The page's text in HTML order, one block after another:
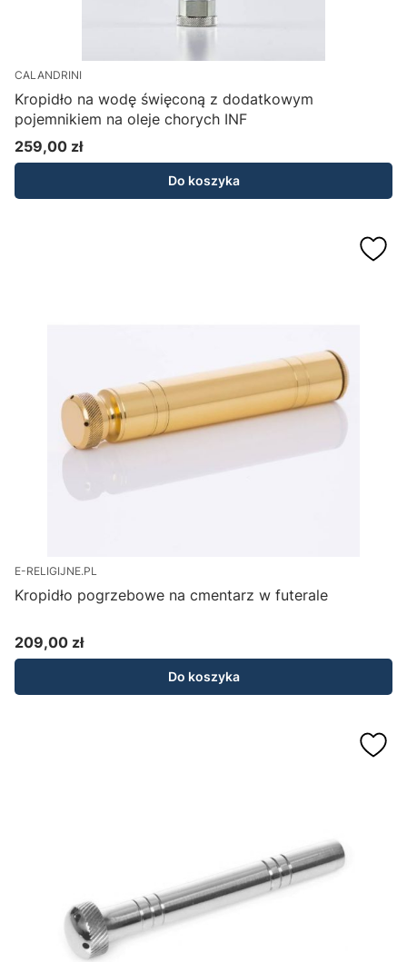
CALANDRINI
Kropidło na wodę święconą z dodatkowym
pojemnikiem na oleje chorych INF
Cena
259,00 zł
Do koszyka
E-RELIGIJNE.PL
Kropidło pogrzebowe na cmentarz w futerale
Cena
209,00 zł
Do koszyka